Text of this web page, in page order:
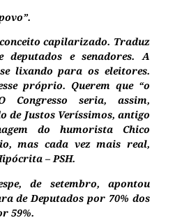
capilarizado. Traduz
deputados e senadores. A
lixando para os eleitores.
próprio. Querem que “o
Congresso seria, assim,
de Justos Veríssimos, antigo
do humorista Chico
mas cada vez mais real,
– PSH.
de setembro, apontou
de Deputados por 70% dos
59%.